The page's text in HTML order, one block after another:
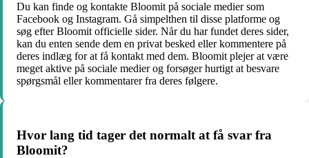
Du kan finde og kontakte Bloomit på sociale medier som
Facebook og Instagram. Gå simpelthen til disse platforme og
søg efter Bloomit officielle sider. Når du har fundet deres sider,
kan du enten sende dem en privat besked eller kommentere på
deres indlæg for at få kontakt med dem. Bloomit plejer at være
meget aktive på sociale medier og forsøger hurtigt at besvare
spørgsmål eller kommentarer fra deres følgere.
Hvor lang tid tager det normalt at få svar fra
Bloomit?